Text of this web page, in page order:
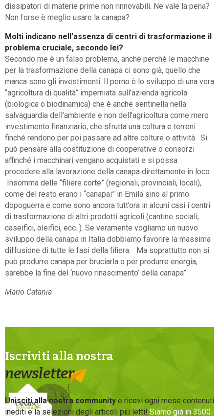
dissipatori di materie prime non rinnovabili. Ne vale la pena?
Non forse è meglio usare la canapa?
Molti indicano nell’assenza di centri di trasformazione il
problema cruciale, secondo lei?
Secondo me è un falso problema, anche perché le macchine
per la trasformazione della canapa ci sono già, quello che
manca sono gli investimenti. Il perno è lo sviluppo di una vera
“agricoltura di qualità” imperniata sull’azienda agricola
(biologica o biodinamica) che è anche sentinella nella
salvaguardia dell’ambiente e non dell’agricoltura come mero
investimento finanziario, che sfrutta una coltura e terreni
finché rendono per poi passare ad altre colture o attività. Si
può pensare alla costituzione di cooperative o consorzi
affinché i macchinari vengano acquistati e si possa
procedere alla lavorazione della canapa direttamente in loco.
Insomma delle “filiere corte” (regionali, provinciali, locali),
come del resto erano i “canapai” in Emila sino al primo
dopoguerra e come sono ancora tutt’ora in alcuni casi i centri
di trasformazione di altri prodotti agricoli (cantine sociali,
caseifici, oleifici, ecc. ). Se veramente vogliamo un nuovo
sviluppo della canapa in Italia dobbiamo favorire la massima
diffusione di tutte le fasi della filiera. Ma soprattutto non si
può produrre canapa per bruciarla o per produrre energia,
sarebbe la fine del ‘nuovo rinascimento’ della canapa”.
Mario Catania
Iscriviti alla nostra
newsletter
Unisciti alla nostra community e ricevi ogni mese contenuti
inediti e la selezioni degli articoli più letti! Siamo già in 3500